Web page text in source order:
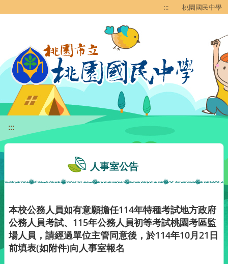
::: 桃園國民中學
:::
人事室公告
本校公務人員如有意願擔任114年特種考試地方政府
公務人員考試、115年公務人員初等考試桃園考區監
場人員，請經過單位主管同意後，於114年10月21日
前填表(如附件)向人事室報名